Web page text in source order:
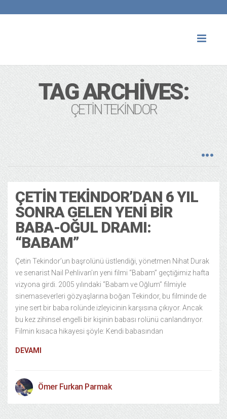
TAG ARCHIVES:
ÇETIN TEKINDOR
ÇETIN TEKINDOR’DAN 6 YIL
SONRA GELEN YENI BIR
BABA-OĞUL DRAMI:
“BABAM”
Çetin Tekindor’un başrolünü üstlendiği, yönetmen Nihat Durak
ve senarist Nail Pehlivan’ın yeni filmi “Babam” geçtiğimiz hafta
vizyona girdi. 2005 yılındaki “Babam ve Oğlum” filmiyle
sinemaseverleri gözyaşlarına boğan Tekindor, bu filminde de
yine sert bir baba rolünde izleyicinin karşısına çıkıyor. Ancak
bu kez zihinsel engelli bir kişinin babası rolünü canlandırıyor.
Filmin kısaca hikayesi şöyle: Kendi babasından
DEVAMI
Ömer Furkan Parmak